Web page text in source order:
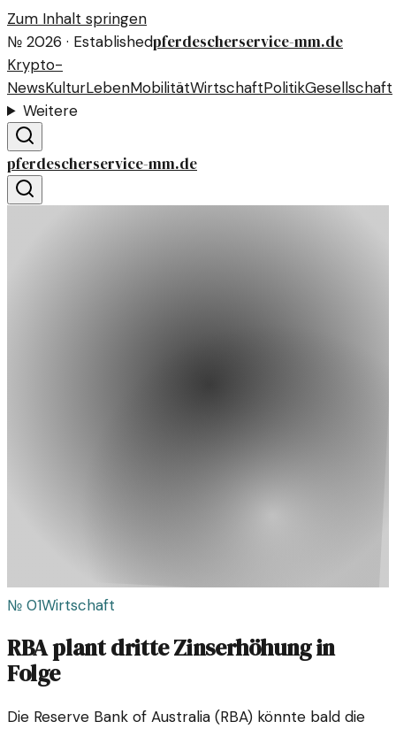
Zum Inhalt springen
№ 2026 · Establishedpferdescherservice-mm.de
Krypto-
NewsKulturLebenMobilitätWirtschaftPolitikGesellschaft
Weitere
pferdescherservice-mm.de
№ 01Wirtschaft
RBA plant dritte Zinserhöhung in
Folge
Die Reserve Bank of Australia (RBA) könnte bald die